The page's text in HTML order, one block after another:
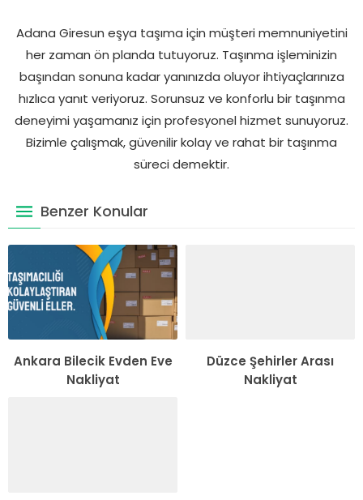
Adana Giresun eşya taşıma için müşteri memnuniyetini
her zaman ön planda tutuyoruz. Taşınma işleminizin
başından sonuna kadar yanınızda oluyor ihtiyaçlarınıza
hızlıca yanıt veriyoruz. Sorunsuz ve konforlu bir taşınma
deneyimi yaşamanız için profesyonel hizmet sunuyoruz.
Bizimle çalışmak, güvenilir kolay ve rahat bir taşınma
süreci demektir.
Benzer Konular
Ankara Bilecik Evden Eve
Nakliyat
Düzce Şehirler Arası
Nakliyat